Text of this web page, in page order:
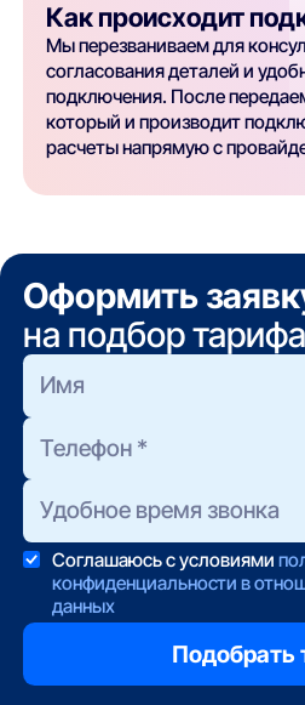
Как происходит
Мы перезваниваем для
согласования деталей и
подключения. После
который и производит
расчеты напрямую с
Оформить
на подбор тарифа
Соглашаюсь с условиями
конфиденциальности в
данных